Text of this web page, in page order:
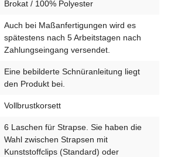
Brokat / 100% Polyester
Auch bei Maßanfertigungen wird es
spätestens nach 5 Arbeitstagen nach
Zahlungseingang versendet.
Eine bebilderte Schnüranleitung liegt
den Produkt bei.
Vollbrustkorsett
6 Laschen für Strapse. Sie haben die
Wahl zwischen Strapsen mit
Kunststoffclips (Standard) oder